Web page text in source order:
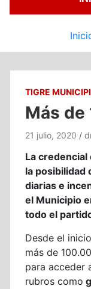
TIGRE
Más de
21 julio, 2020
La
la posibilidad
diarias e
el Municipio
todo el
Desde el
más de
para acceder
rubros como